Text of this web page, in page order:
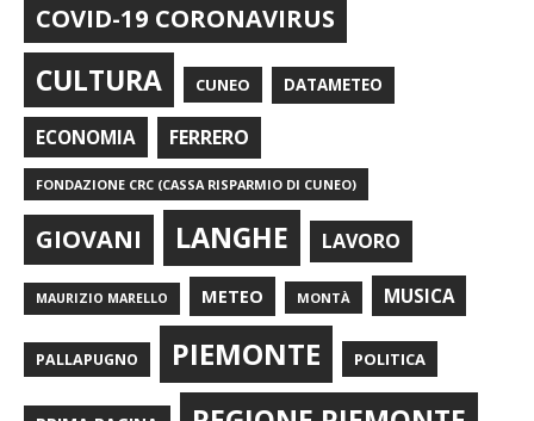
COVID-19 CORONAVIRUS
CULTURA CUNEO DATAMETEO
ECONOMIA FERRERO
FONDAZIONE CRC (CASSA RISPARMIO DI CUNEO)
GIOVANI LANGHE LAVORO
MAURIZIO MARELLO METEO MONTÀ MUSICA
PALLAPUGNO PIEMONTE POLITICA